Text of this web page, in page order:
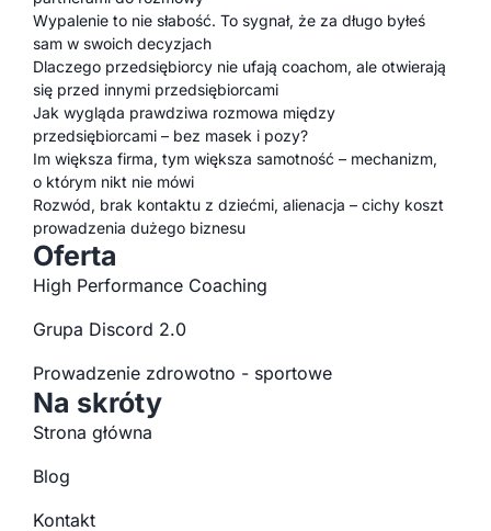
Wypalenie to nie słabość. To sygnał, że za długo byłeś
sam w swoich decyzjach
Dlaczego przedsiębiorcy nie ufają coachom, ale otwierają
się przed innymi przedsiębiorcami
Jak wygląda prawdziwa rozmowa między
przedsiębiorcami – bez masek i pozy?
Im większa firma, tym większa samotność – mechanizm,
o którym nikt nie mówi
Rozwód, brak kontaktu z dziećmi, alienacja – cichy koszt
prowadzenia dużego biznesu
Oferta
High Performance Coaching
Grupa Discord 2.0
Prowadzenie zdrowotno - sportowe
Na skróty
Strona główna
Blog
Kontakt